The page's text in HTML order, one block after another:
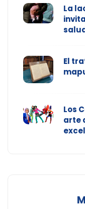
La
El
Los
arte